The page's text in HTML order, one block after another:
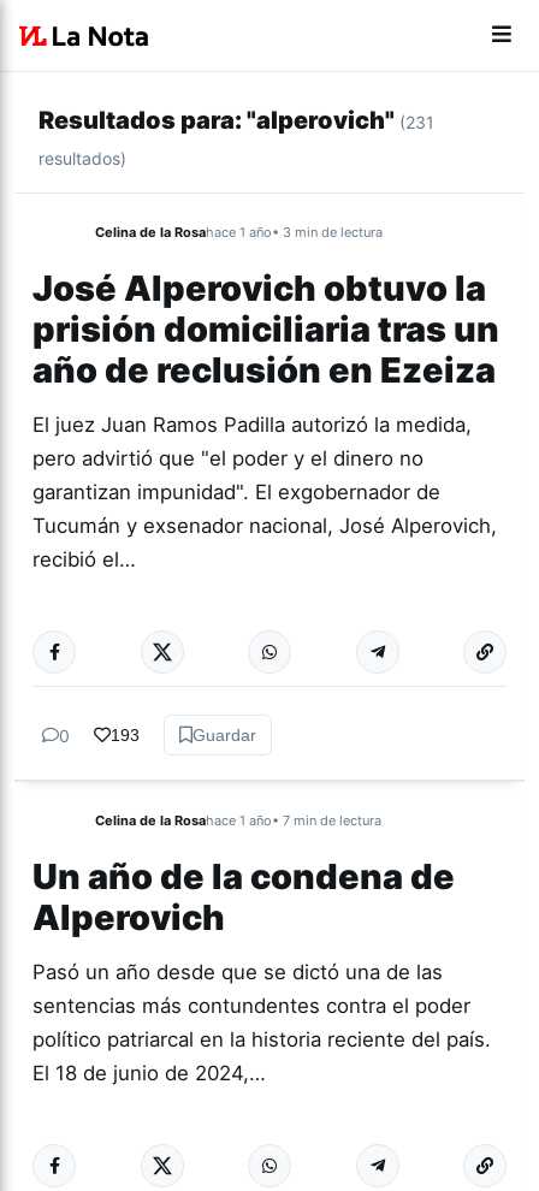
Resultados para: "alperovich" (231
resultados)
Celina de la Rosahace 1 año• 3 min de lectura
José Alperovich obtuvo la
prisión domiciliaria tras un
año de reclusión en Ezeiza
El juez Juan Ramos Padilla autorizó la medida,
pero advirtió que "el poder y el dinero no
garantizan impunidad". El exgobernador de
Tucumán y exsenador nacional, José Alperovich,
recibió el…
GÉNERO Y
DIVERSIDAD
Más
0 193 Guardar
Celina de la Rosahace 1 año• 7 min de lectura
Un año de la condena de
Alperovich
Pasó un año desde que se dictó una de las
sentencias más contundentes contra el poder
político patriarcal en la historia reciente del país.
El 18 de junio de 2024,…
GÉNERO Y
DIVERSIDAD
Más